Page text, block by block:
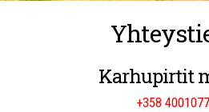
Karhupirtit
+358